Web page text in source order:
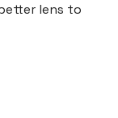
lens to